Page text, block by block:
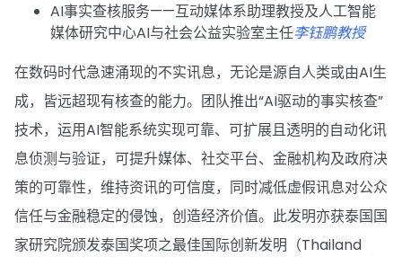
AI事实查核服务——互动媒体系助理教授及人工智能
媒体研究中心AI与社会公益实验室主任李钰鹏教授
在数码时代急速涌现的不实讯息，无论是源自人类或由AI生
成，皆远超现有核查的能力。团队推出“AI驱动的事实核查”
技术，运用AI智能系统实现可靠、可扩展且透明的自动化讯
息侦测与验证，可提升媒体、社交平台、金融机构及政府决
策的可靠性，维持资讯的可信度，同时减低虚假讯息对公众
信任与金融稳定的侵蚀，创造经济价值。此发明亦获泰国国
家研究院颁发泰国奖项之最佳国际创新发明（Thailand